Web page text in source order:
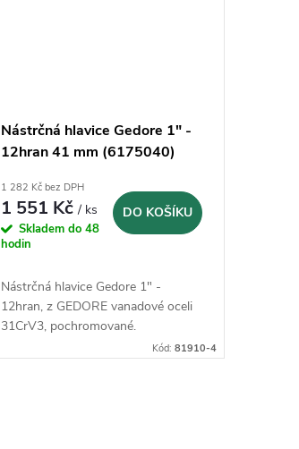
Nástrčná hlavice Gedore 1" -
12hran 41 mm (6175040)
1 282 Kč bez DPH
1 551 Kč/ ks
Skladem do 48
hodin
DO KOŠÍKU
Nástrčná hlavice Gedore 1" -
12hran, z GEDORE vanadové oceli
31CrV3, pochromované.
Kód: 81910-4